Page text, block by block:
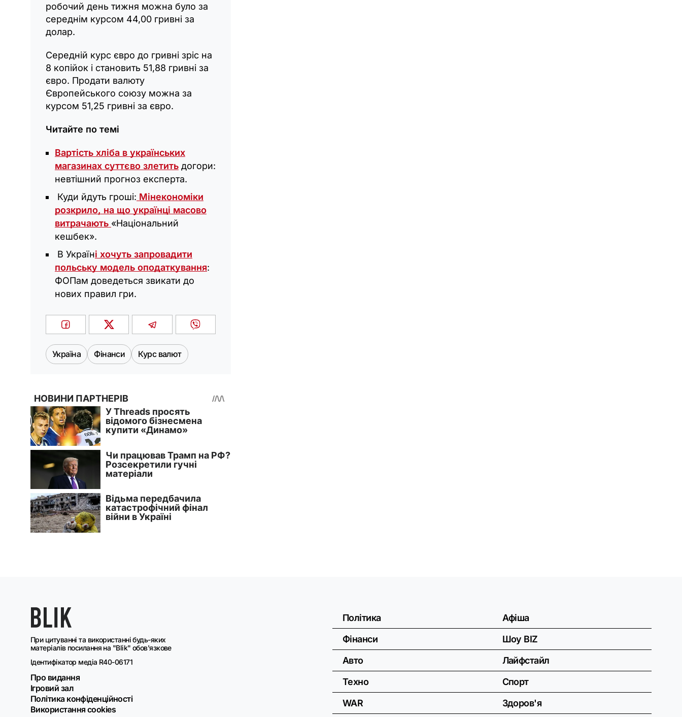
робочий день тижня можна було за
середнім курсом 44,00 гривні за
долар.
Середній курс євро до гривні зріс на
8 копійок і становить 51,88 гривні за
євро. Продати валюту
Європейського союзу можна за
курсом 51,25 гривні за євро.
Читайте по темі
Вартість хліба в українських
магазинах суттєво злетить догори:
невтішний прогноз експерта.
Куди йдуть гроші: Мінекономіки
розкрило, на що українці масово
витрачають «Національний
кешбек».
В Україні хочуть запровадити
польську модель оподаткування:
ФОПам доведеться звикати до
нових правил гри.
Україна Фінанси Курс валют
При цитуванні та використанні будь-яких
матеріалів посилання на "Blik" обов'язкове
Ідентифікатор медіа R40-06171
Про видання
Ігровий зал
Політика конфіденційності
Використання cookies
Політика
Фінанси
Авто
Техно
WAR
Афіша
Шоу BIZ
Лайфстайл
Спорт
Здоров'я